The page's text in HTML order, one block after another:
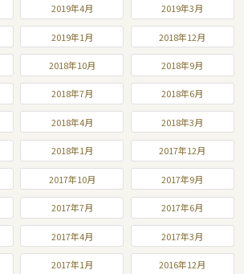
2019年4月 2019年3月
2019年1月 2018年12月
2018年10月 2018年9月
2018年7月 2018年6月
2018年4月 2018年3月
2018年1月 2017年12月
2017年10月 2017年9月
2017年7月 2017年6月
2017年4月 2017年3月
2017年1月 2016年12月